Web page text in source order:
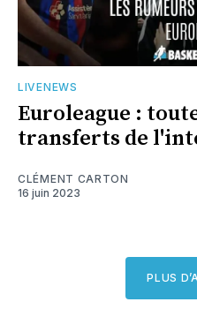
LIVENEWS
Euroleague :
transferts de
CLÉMENT CARTON
16 juin 2023
PLUS